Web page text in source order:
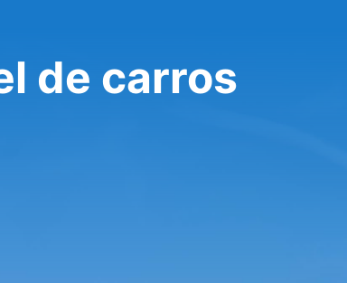
de carros